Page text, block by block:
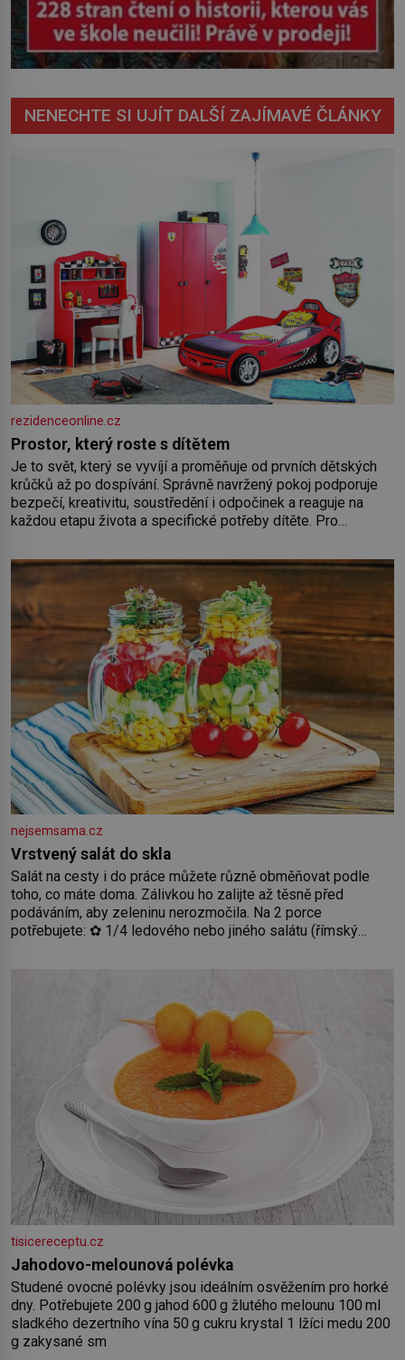
NENECHTE SI UJÍT DALŠÍ ZAJÍMAVÉ ČLÁNKY
rezidenceonline.cz
Prostor, který roste s dítětem
Je to svět, který se vyvíjí a proměňuje od prvních dětských
krůčků až po dospívání. Správně navržený pokoj podporuje
bezpečí, kreativitu, soustředění i odpočinek a reaguje na
každou etapu života a specifické potřeby dítěte. Pro
by pokoj miminka měl působit především klidně a útulně.
Předškolní věk je
nejsemsama.cz
Vrstvený salát do skla
Salát na cesty i do práce můžete různě obměňovat podle
toho, co máte doma. Zálivkou ho zalijte až těsně před
podáváním, aby zeleninu nerozmočila. Na 2 porce
potřebujete: ✿ 1/4 ledového nebo jiného salátu (římský
2 rajčata Zálivka: ✿ 4 lžíce olivového oleje ✿ 1 lžíci citronové
tisicereceptu.cz
Jahodovo-melounová polévka
Studené ovocné polévky jsou ideálním osvěžením pro horké
dny. Potřebujete 200 g jahod 600 g žlutého melounu 100 ml
sladkého dezertního vína 50 g cukru krystal 1 lžíci medu 200
g zakysané sm